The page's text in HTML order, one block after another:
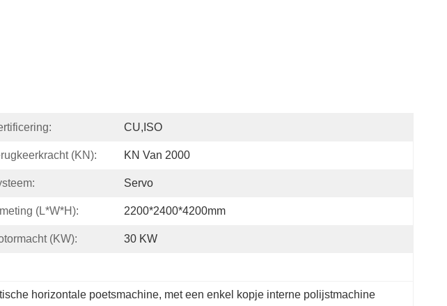
CU,ISO
(kN): KN Van 2000
Servo
(l*w*h): 2200*2400*4200mm
(kW): 30 KW
horizontale poetsmachine, met een enkel kopje interne polijstmachine